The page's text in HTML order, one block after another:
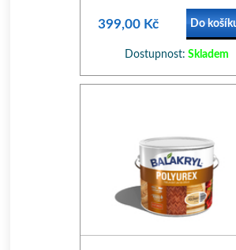
399,00 Kč Do
Dostupnost: Skladem